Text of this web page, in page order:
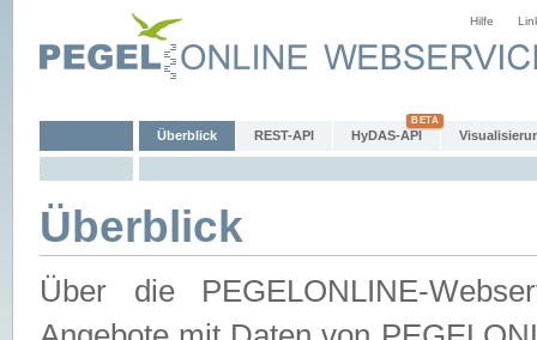
Hilfe
Überblick REST-API HyDAS-API
Überblick
Über die PEGELONLINE-